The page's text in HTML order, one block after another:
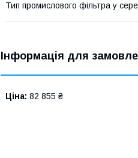
Тип промислового фільтра у
Інформація для
Ціна: 82 855 ₴